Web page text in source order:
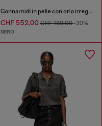
Gonna midi in pelle con orlo irregolare
CHF 552,00CHF 789,00-30%
NERO